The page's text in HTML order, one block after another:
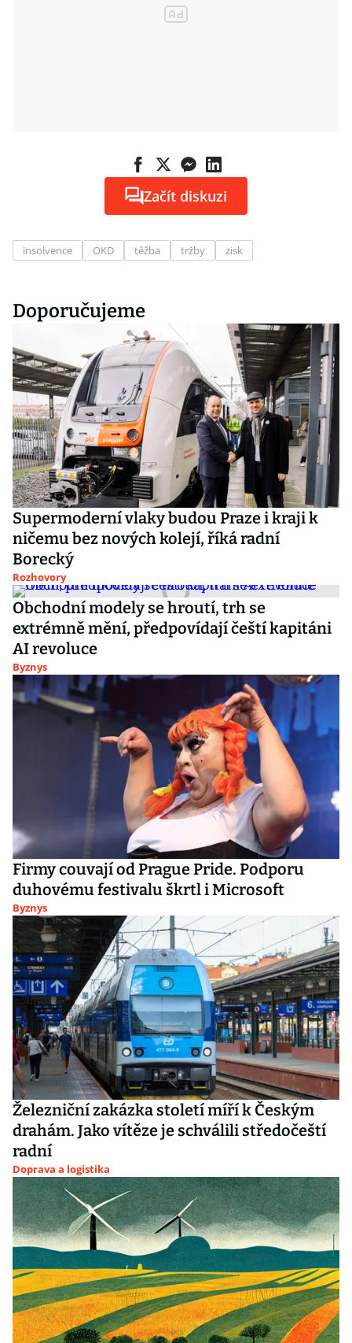
Začít diskuzi
insolvence OKD těžba tržby zisk
Doporučujeme
Supermoderní vlaky budou Praze i kraji k
ničemu bez nových kolejí, říká radní
Borecký
Rozhovory
Obchodní modely se hroutí, trh se
extrémně mění, předpovídají čeští kapitáni
AI revoluce
Byznys
Firmy couvají od Prague Pride. Podporu
duhovému festivalu škrtl i Microsoft
Byznys
Železniční zakázka století míří k Českým
drahám. Jako vítěze je schválili středočeští
radní
Doprava a logistika